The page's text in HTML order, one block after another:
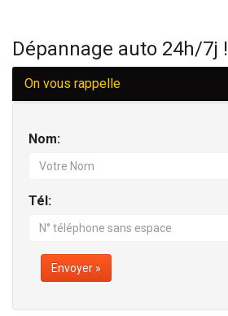
Dépannage auto 24h/7j !
On vous rappelle
Nom:
Tél:
Envoyer »